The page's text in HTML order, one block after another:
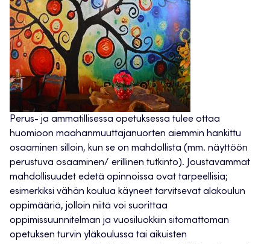
Perus- ja ammatillisessa opetuksessa tulee ottaa
huomioon maahanmuuttajanuorten aiemmin hankittu
osaaminen silloin, kun se on mahdollista (mm. näyttöön
perustuva osaaminen/ erillinen tutkinto). Joustavammat
mahdollisuudet edetä opinnoissa ovat tarpeellisia;
esimerkiksi vähän koulua käyneet tarvitsevat alakoulun
oppimääriä, jolloin niitä voi suorittaa
oppimissuunnitelman ja vuosiluokkiin sitomattoman
opetuksen turvin yläkoulussa tai aikuisten